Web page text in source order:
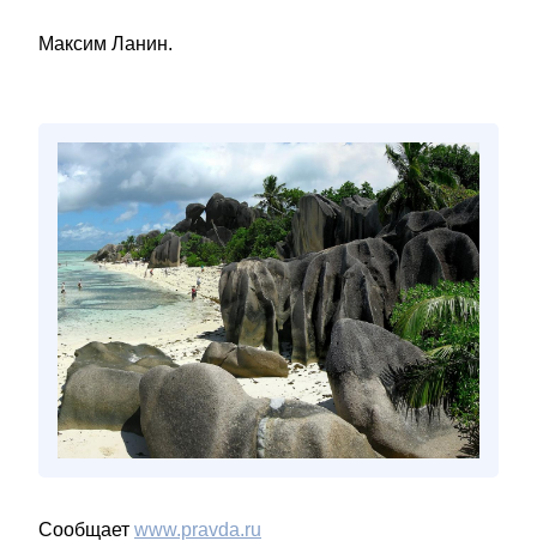
Максим Ланин.
Сообщает www.pravda.ru